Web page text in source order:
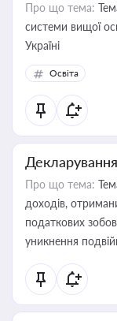
Про що тема:
системи вищої
Україні
Освіта
Про що тема:
доходів,
податкових
уникнення